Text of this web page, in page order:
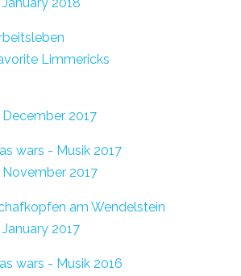
Limmericks
December 2017
wars - Musik 2017
November 2017
am Wendelstein
January 2017
wars - Musik 2016